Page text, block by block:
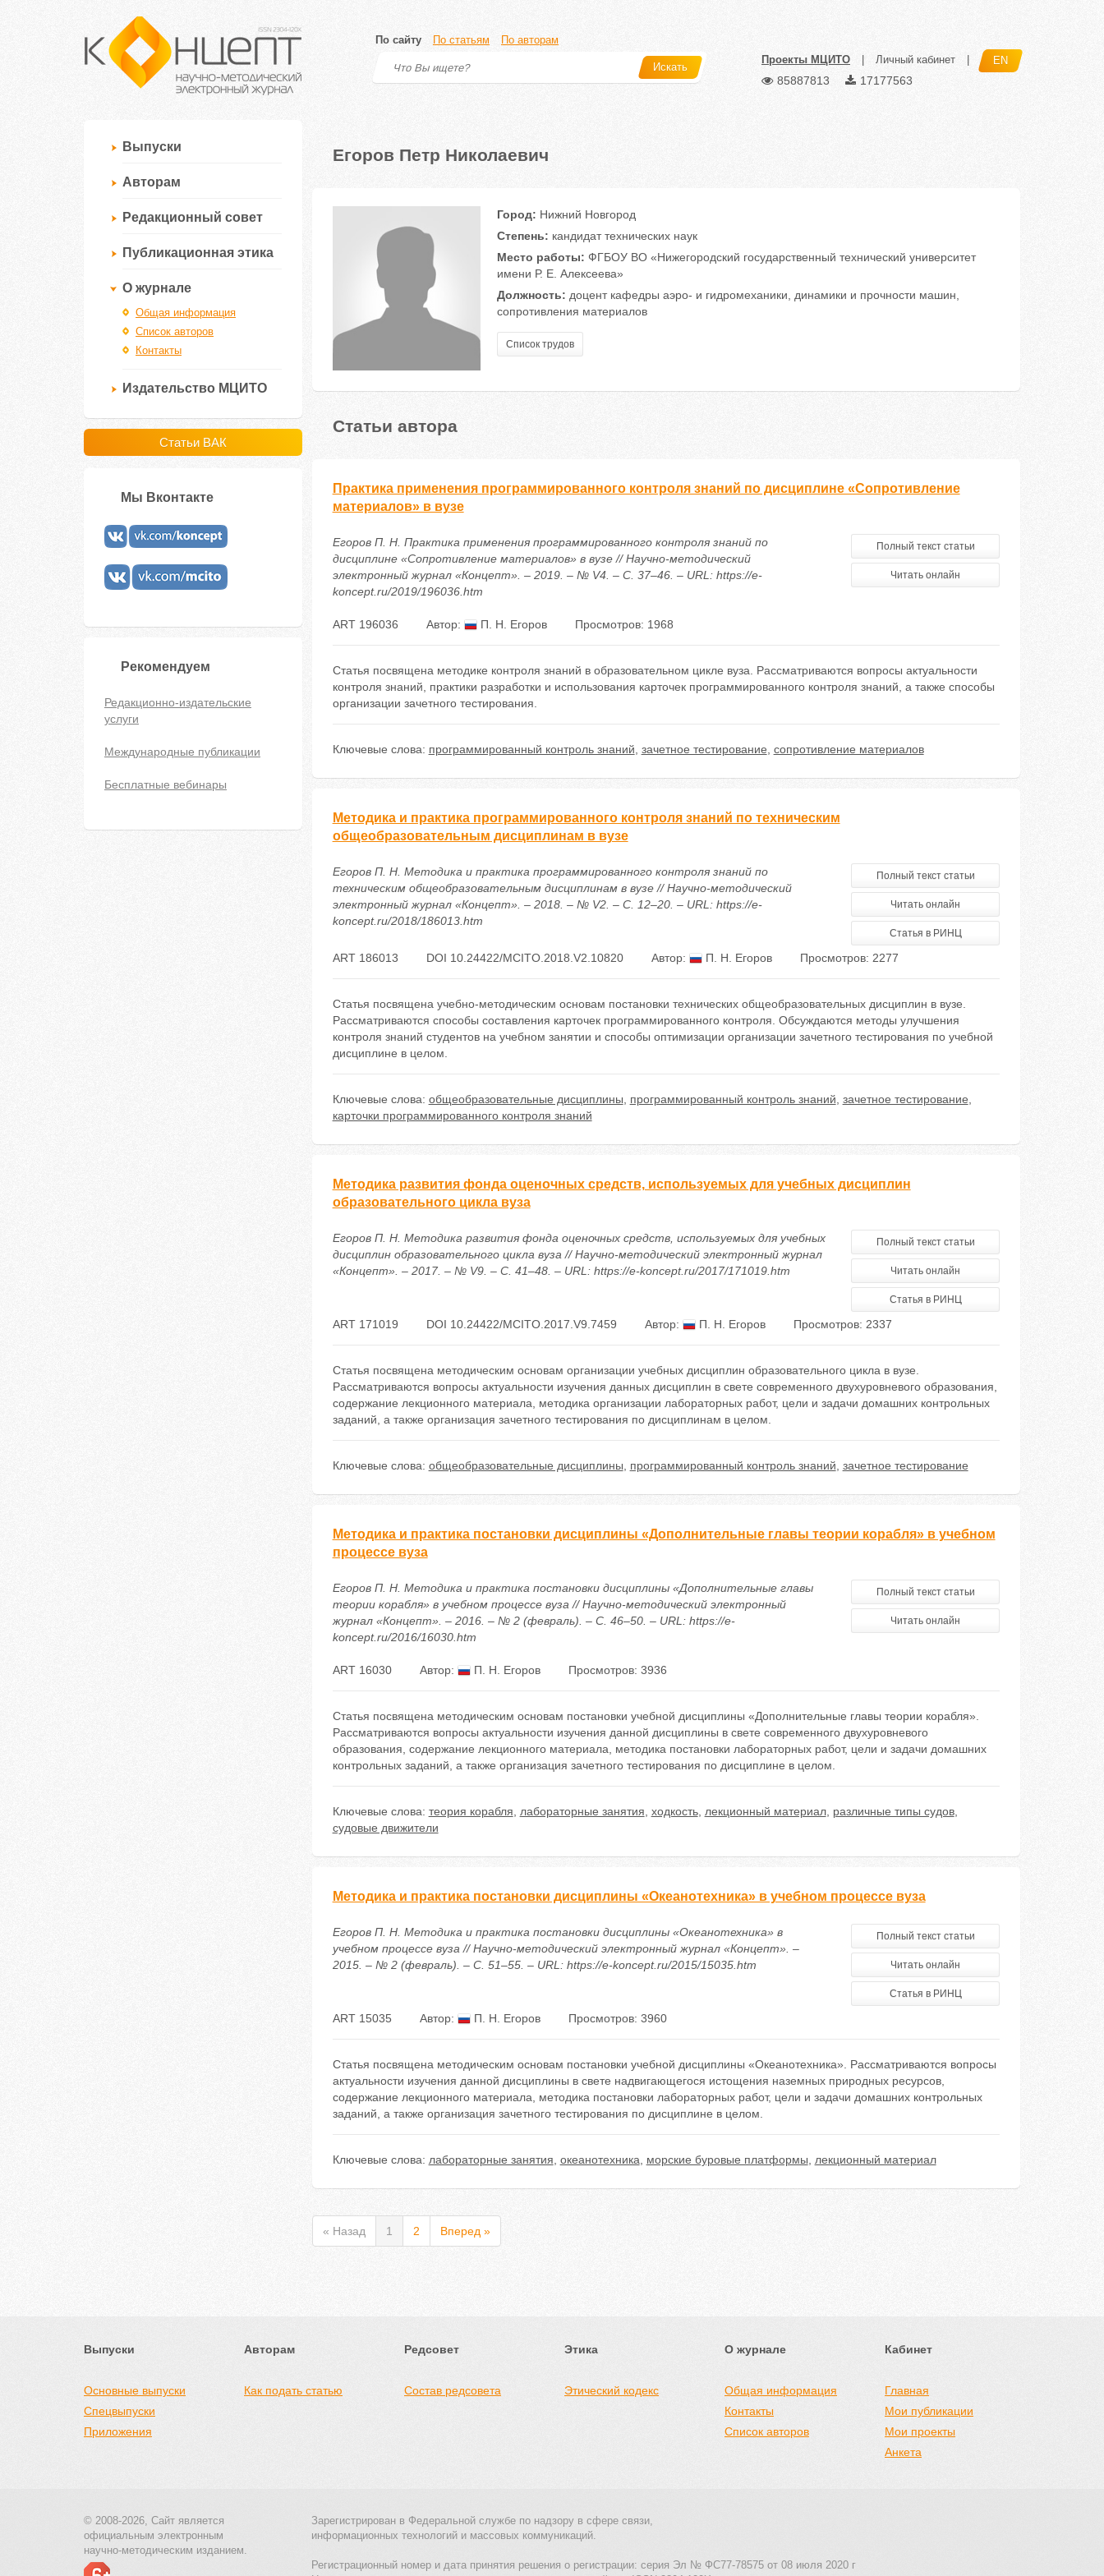
По сайту По статьям По авторам
Искать
Проекты МЦИТО Личный кабинет EN
85887813 17177563
Выпуски
Авторам
Редакционный совет
Публикационная этика
О журнале
Общая информация
Список авторов
Контакты
Издательство МЦИТО
Статьи ВАК
Мы Вконтакте
Рекомендуем
Редакционно-издательские
услуги
Международные публикации
Бесплатные вебинары
Егоров Петр Николаевич
Город: Нижний Новгород
Степень: кандидат технических наук
Место работы: ФГБОУ ВО «Нижегородский государственный технический университет
имени Р. Е. Алексеева»
Должность: доцент кафедры аэро- и гидромеханики, динамики и прочности машин,
сопротивления материалов
Список трудов
Статьи автора
Практика применения программированного контроля знаний по дисциплине «Сопротивление
материалов» в вузе
Егоров П. Н. Практика применения программированного контроля знаний по
дисциплине «Сопротивление материалов» в вузе // Научно-методический
электронный журнал «Концепт». – 2019. – № V4. – С. 37–46. – URL: https://e-
koncept.ru/2019/196036.htm
Полный текст статьи
Читать онлайн
ART 196036 Автор: П. Н. Егоров Просмотров: 1968
Статья посвящена методике контроля знаний в образовательном цикле вуза. Рассматриваются вопросы актуальности
контроля знаний, практики разработки и использования карточек программированного контроля знаний, а также способы
организации зачетного тестирования.
Ключевые слова: программированный контроль знаний зачетное тестирование сопротивление материалов
Методика и практика программированного контроля знаний по техническим
общеобразовательным дисциплинам в вузе
Егоров П. Н. Методика и практика программированного контроля знаний по
техническим общеобразовательным дисциплинам в вузе // Научно-методический
электронный журнал «Концепт». – 2018. – № V2. – С. 12–20. – URL: https://e-
koncept.ru/2018/186013.htm
Полный текст статьи
Читать онлайн
Статья в РИНЦ
ART 186013 DOI 10.24422/MCITO.2018.V2.10820 Автор: П. Н. Егоров Просмотров: 2277
Статья посвящена учебно-методическим основам постановки технических общеобразовательных дисциплин в вузе.
Рассматриваются способы составления карточек программированного контроля. Обсуждаются методы улучшения
контроля знаний студентов на учебном занятии и способы оптимизации организации зачетного тестирования по учебной
дисциплине в целом.
Ключевые слова: общеобразовательные дисциплины программированный контроль знаний зачетное тестирование
карточки программированного контроля знаний
Методика развития фонда оценочных средств, используемых для учебных дисциплин
образовательного цикла вуза
Егоров П. Н. Методика развития фонда оценочных средств, используемых для учебных
дисциплин образовательного цикла вуза // Научно-методический электронный журнал
«Концепт». – 2017. – № V9. – С. 41–48. – URL: https://e-koncept.ru/2017/171019.htm
Полный текст статьи
Читать онлайн
Статья в РИНЦ
ART 171019 DOI 10.24422/MCITO.2017.V9.7459 Автор: П. Н. Егоров Просмотров: 2337
Статья посвящена методическим основам организации учебных дисциплин образовательного цикла в вузе.
Рассматриваются вопросы актуальности изучения данных дисциплин в свете современного двухуровневого образования,
содержание лекционного материала, методика организации лабораторных работ, цели и задачи домашних контрольных
заданий, а также организация зачетного тестирования по дисциплинам в целом.
Ключевые слова: общеобразовательные дисциплины программированный контроль знаний зачетное тестирование
Методика и практика постановки дисциплины «Дополнительные главы теории корабля» в учебном
процессе вуза
Егоров П. Н. Методика и практика постановки дисциплины «Дополнительные главы
теории корабля» в учебном процессе вуза // Научно-методический электронный
журнал «Концепт». – 2016. – № 2 (февраль). – С. 46–50. – URL: https://e-
koncept.ru/2016/16030.htm
Полный текст статьи
Читать онлайн
ART 16030 Автор: П. Н. Егоров Просмотров: 3936
Статья посвящена методическим основам постановки учебной дисциплины «Дополнительные главы теории корабля».
Рассматриваются вопросы актуальности изучения данной дисциплины в свете современного двухуровневого
образования, содержание лекционного материала, методика постановки лабораторных работ, цели и задачи домашних
контрольных заданий, а также организация зачетного тестирования по дисциплине в целом.
Ключевые слова: теория корабля лабораторные занятия ходкость, лекционный материал, различные типы судов,
судовые движители
Методика и практика постановки дисциплины «Океанотехника» в учебном процессе вуза
Егоров П. Н. Методика и практика постановки дисциплины «Океанотехника» в
учебном процессе вуза // Научно-методический электронный журнал «Концепт». –
2015. – № 2 (февраль). – С. 51–55. – URL: https://e-koncept.ru/2015/15035.htm
Полный текст статьи
Читать онлайн
Статья в РИНЦ
ART 15035 Автор: П. Н. Егоров Просмотров: 3960
Статья посвящена методическим основам постановки учебной дисциплины «Океанотехника». Рассматриваются вопросы
актуальности изучения данной дисциплины в свете надвигающегося истощения наземных природных ресурсов,
содержание лекционного материала, методика постановки лабораторных работ, цели и задачи домашних контрольных
заданий, а также организация зачетного тестирования по дисциплине в целом.
Ключевые слова: лабораторные занятия океанотехника морские буровые платформы лекционный материал
« Назад 1 2 Вперед »
Выпуски
Основные выпуски
Спецвыпуски
Приложения
Авторам
Как подать статью
Редсовет
Состав редсовета
Этика
Этический кодекс
О журнале
Общая информация
Контакты
Список авторов
Кабинет
Главная
Мои публикации
Мои проекты
Анкета
© 2008-2026, Сайт является
официальным электронным
научно-методическим изданием.
Зарегистрирован в Федеральной службе по надзору в сфере связи,
информационных технологий и массовых коммуникаций.
Регистрационный номер и дата принятия решения о регистрации: серия Эл № ФС77-78575 от 08 июля 2020 г